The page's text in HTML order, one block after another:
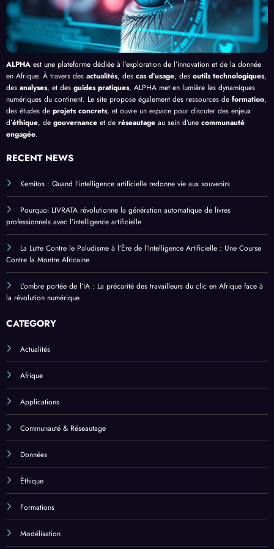
ALPHA est une plateforme dédiée à l’exploration de l’innovation et de la donnée
en Afrique. À travers des actualités, des cas d’usage, des outils technologiques,
des analyses, et des guides pratiques, ALPHA met en lumière les dynamiques
numériques du continent. Le site propose également des ressources de formation,
des études de projets concrets, et ouvre un espace pour discuter des enjeux
d’éthique, de gouvernance et de réseautage au sein d’une communauté
engagée.
RECENT NEWS
Kemitos : Quand l’intelligence artificielle redonne vie aux souvenirs
Pourquoi LIVRATA révolutionne la génération automatique de livres
professionnels avec l’intelligence artificielle
La Lutte Contre le Paludisme à l’Ère de l’Intelligence Artificielle : Une Course
Contre la Montre Africaine
L’ombre portée de l’IA : La précarité des travailleurs du clic en Afrique face à
la révolution numérique
CATEGORY
Actualités
Afrique
Applications
Communauté & Réseautage
Données
Éthique
Formations
Modélisation